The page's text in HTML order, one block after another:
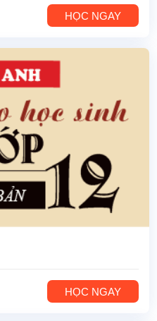
HỌC NGAY
HỌC NGAY